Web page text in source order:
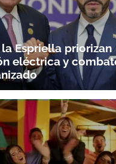
Espriella priorizan
eléctrica y